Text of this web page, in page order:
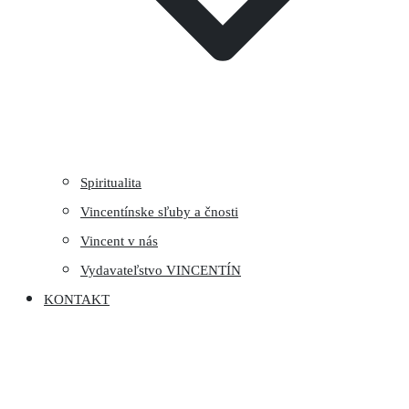
Spiritualita
Vincentínske sľuby a čnosti
Vincent v nás
Vydavateľstvo VINCENTÍN
KONTAKT